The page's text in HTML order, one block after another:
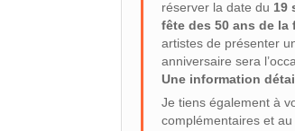
réserver la date du 19
fête des 50 ans de
artistes de présenter
anniversaire sera
Une information
Je tiens également à
complémentaires et